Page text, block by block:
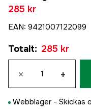
285 kr
EAN: 9421007122099
Totalt: 285 kr
× +
Webblager - Skickas